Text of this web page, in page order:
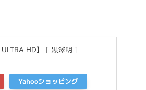
HD】 [ 黒澤明 ]
Yahooショッピング